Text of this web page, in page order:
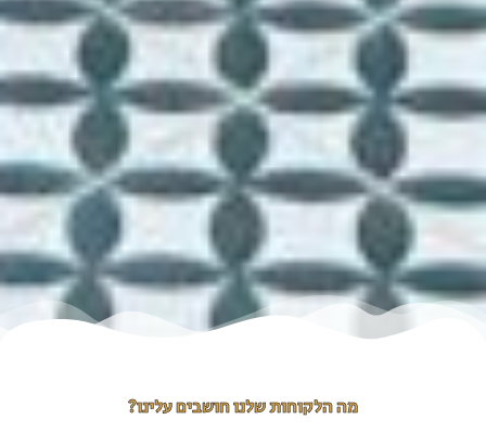
מה הלקוחות שלנו חושבים עלינו?